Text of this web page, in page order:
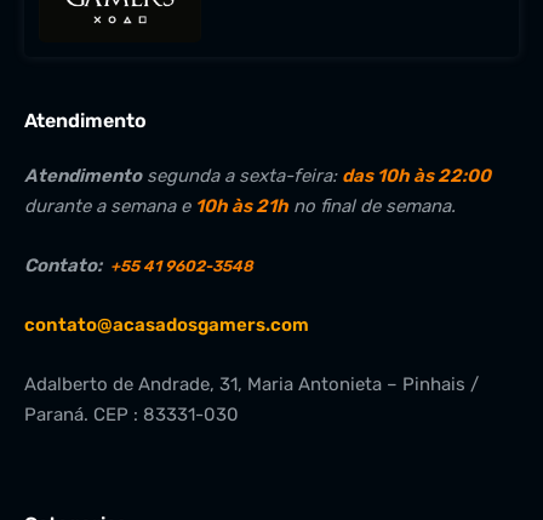
Atendimento
Atendimentosegunda a sexta-feira: das 10h às 22:00
durante a semana e 10h às 21h no final de semana.
Contato: +55 41 9602-3548
contato@acasadosgamers.com
Adalberto de Andrade, 31, Maria Antonieta – Pinhais /
Paraná. CEP : 83331-030